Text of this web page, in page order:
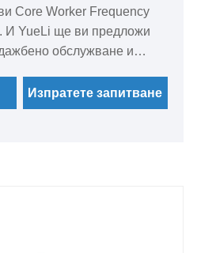
Core Worker Frequency
И YueLi ще ви предложи
обслужване и
Изпратете запитване